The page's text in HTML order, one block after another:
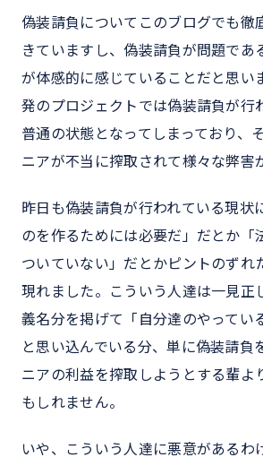
偽装請負についてこのブログでも徹
きていますし、偽装請負が問題であ
が体感的に感じていることだと思い
発のプロジェクトでは偽装請負が行
普通の状態となってしまっており、
ニアが不当に搾取されて様々な弊害
昨日も偽装請負が行われている現状
のを作るためには必要だ」だとか「
ついていない」だとかピントのずれ
現れました。こういう人達は一見正
義名分を掲げて「自分達のやってい
と思い込んでいる分、単に偽装請負
ニアの利益を搾取しようとする輩よ
もしれません。
いや、こういう人達に悪意があるわ